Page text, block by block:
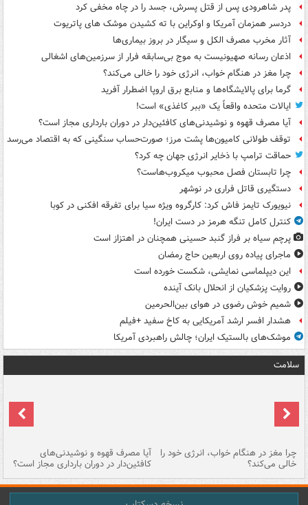
پدر شاهرودی پس از قتل پسرش، جسد را در چاه مخفی کرد
دردسر همزمان آمریکا و اوکراین با ته کشیدن موشک های پاتریوت
آثار مخرب مصرف الکل و سیگار در بروز بیماری‌ها
اذعان رسانه صهیونیست به موج بی‌سابقه فرار از سرزمین‌های اشغالی
چرا مغز در هنگام خواب، انرژی خود را خالی می‌کند؟
گرما برای پالایشگاه‌ها و منابع برق اروپا اضطرار آفرید
ایالات متحده واقعاً یک «ببر کاغذی» است!
آیا مصرف قهوه و نوشیدنی‌های کافئین‌دار در دوران بارداری مجاز است؟
توقف طولانی کامیون‌ها پشت مرز؛ صورت‌حساب سنگینی که به اقتصاد می‌رسد
حماقت ترامپ با ذخایر انرژی جهان چه کرد؟
چرا تابستان فصل محبوب میکروب‌هاست؟
دستگیری قاتل فراری در نوشهر
نیویورک تایمز فاش کرد: کارگروه ویژه سیا برای تفرقه افکنی در کوبا
کنترل کامل تنگه هرمز در دست ایران!
پرچم سیاه بر فراز گنبد حسینی همچنان در اهتزاز است
ماجرای پیاده روی اربعین حاج رمضان
این دیپلماسی نمایشی، شکست خورده است
روایت پزشکیان از انحلال بانک آینده
شمیم خوش رضوی در هوای بین‌الحرمین
هشدار افسر ارشد آمریکایی به کاخ سفید +فیلم
موشک‌های بالستیک ایران؛ چالش راهبردی آمریکا
سلامت
چرا مغز در هنگام خواب، انرژی خود را
خالی می‌کند؟
آیا مصرف قهوه و نوشیدنی‌های
کافئین‌دار در دوران بارداری مجاز است؟